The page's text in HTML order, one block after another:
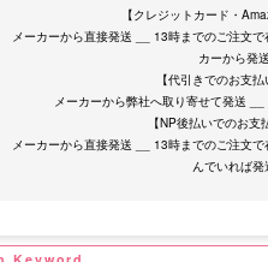
【クレジットカード・
メーカーから直接発送 __ 13時までのご注文
カーから発送
【代引きでのお支払
メーカーから弊社へ取り寄せて発送 __
【NP後払いでのお支
メーカーから直接発送 __ 13時までのご注文